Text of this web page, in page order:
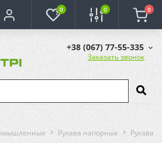
0 0 0
+38 (067) 77-55-335
Заказать звонок
Рукава напорные Рукава